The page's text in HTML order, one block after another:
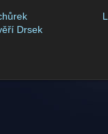
Drsek